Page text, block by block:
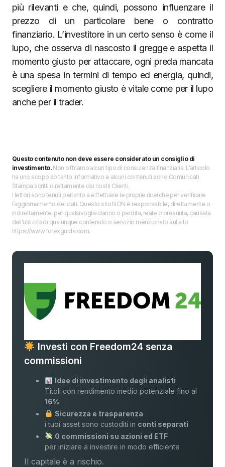
più rilevanti e che, quindi, possono influenzare il
prezzo di un particolare bene o contratto
finanziario. L’investitore in un certo senso è come il
lupo, che osserva di nascosto il gregge e aspetta il
momento giusto per attaccare, ogni preda mancata
è una spesa in termini di tempo ed energia, quindi,
scegliere il momento giusto è vitale come per il lupo
anche per il trader.
Questo contenuto non deve essere considerato un consiglio di
investimento.Non offriamo alcun tipo di consulenza finanziaria. L’articolo
ha uno scopo soltanto informativo e alcuni contenuti sono Comunicati
Stampa scritti direttamente dai nostri Clienti.
I lettori sono tenuti pertanto a effettuare le proprie ricerche per verificare
l’aggiornamento dei dati. Questo sito NON è responsabile, direttamente o
indirettamente, per qualsivoglia danno o perdita, reale o presunta, causata
dall'utilizzo di qualunque contenuto o servizio menzionato sul sito
https://www.forexguida.com.
Investi con Freedom24 senza
commissioni
Idee di investimento degli analisti
Titoli con rendimento medio potenziale fino al
16%
Sicurezza e trasparenza
i tuoi asset sono custoditi in conti separati
0 commissioni su azioni ed ETF
per iniziare a investire in modo efficiente
Il capitale è a rischio.